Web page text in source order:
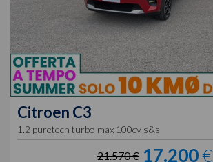
Citroen C3
1.2 puretech turbo max 100cv s&s
21.570 € 17.200€